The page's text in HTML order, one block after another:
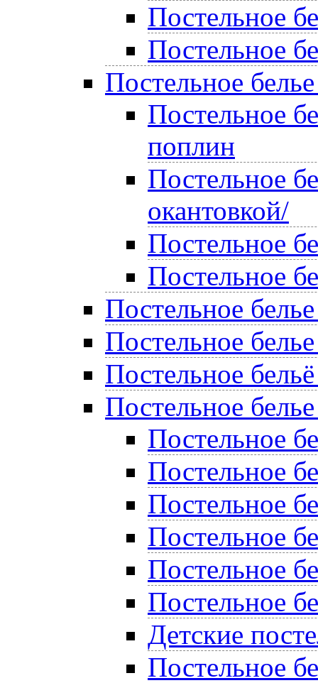
Постельное
Постельное
Постельное
Постельное
поплин
Постельное
окантовкой/
Постельное
Постельное
Постельное
Постельное
Постельное
Постельное
Постельное
Постельное
Постельное
Постельное
Постельное
Постельное
Детские
Постельное